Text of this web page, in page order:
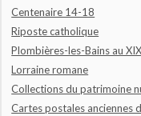
Centenaire 14-18
Riposte catholique
Plombières-les-Bains au
Lorraine romane
Collections du patrimoine
Cartes postales anciennes